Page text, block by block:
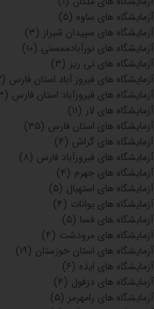
آزمایشگاه های ساوه (۵)
آزمایشگاه های سپیدان شیراز (۳)
آزمایشگاه های نورآبادممسنی (۱۰)
آزمایشگاه های نی ریز (۳)
آزمایشگاه های فیروز آباد استان فارس (۲)
آزمایشگاه های فیروزآباد استان فارس (۳)
آزمایشگاه های لار (۱۱)
آزمایشگاه های استان فارس (۳۵)
آزمایشگاه های گراش (۴)
آزمایشگاه های فیروزآباد فارس (۸)
آزمایشگاه های جهرم (۴)
آزمایشگاه های استهبال (۵)
آزمایشگاه های بوانات (۴)
آزمایشگاه های فسا (۵)
آزمایشگاه های مرودشت (۴)
آزمایشگاه های استان خوزستان (۱۹)
آزمایشگاه های ایذه (۶)
آزمایشگاه های دزفول (۴)
آزمایشگاه های رامهرمز (۵)